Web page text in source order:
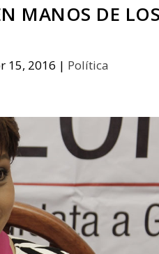
MANOS DE
15, 2016 | Política